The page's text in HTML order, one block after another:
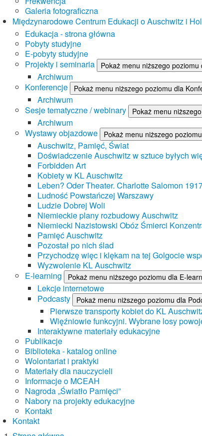
Galeria fotograficzna
Międzynarodowe Centrum Edukacji o Auschwitz i
Edukacja - strona główna
Pobyty studyjne
E-pobyty studyjne
Projekty i seminaria
Pokaż menu niższego
Archiwum
Konferencje
Pokaż menu niższego poziomu dla
Archiwum
Sesje tematyczne / webinary
Pokaż menu
Archiwum
Wystawy objazdowe
Pokaż menu niższego
Auschwitz, Pamięć, Świat
Doświadczenie Auschwitz w sztuce byłych
Forbidden Art
Kobiety w KL Auschwitz
Leben? Oder Theater. Charlotte Salomon
Ludność Powstańczej Warszawy
Ludzie Dobrej Woli
Niemieckie plany rozbudowy Auschwitz
Niemiecki Nazistowski Obóz Śmierci
Pamięć Auschwitz
Pozostał po nich ślad
Przychodzę więc i klękam na tej Golgocie
Wyzwolenie KL Auschwitz
E-learning
Pokaż menu niższego poziomu dla E-
Lekcje internetowe
Podcasty
Pokaż menu niższego poziomu dla
Pierwsze transporty kobiet do KL
Więźniowie funkcyjni. Wybrane losy
Interaktywne materiały edukacyjne
Publikacje
Biblioteka - katalog online
Wolontariat i praktyki
Materiały dla nauczycieli
Informacje o MCEAH
Nagroda „Światło Pamięci”
Nabory na projekty edukacyjne
Kontakt
Kontakt